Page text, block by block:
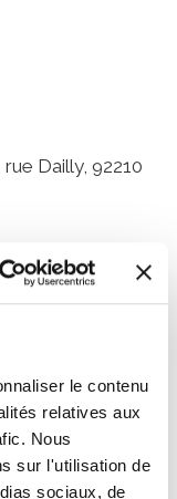
le contenu
relatives aux
Nous
sur l'utilisation de
sociaux, de
Dailly, 92210